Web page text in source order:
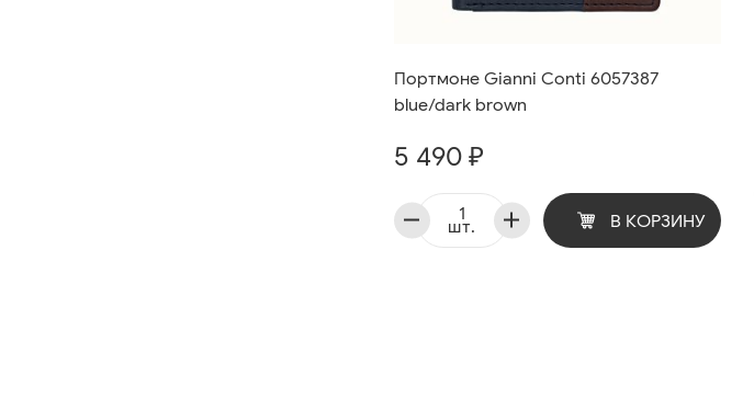
Портмоне Gianni Conti 6057387
blue/dark brown
5 490 ₽
шт. В КОРЗИНУ